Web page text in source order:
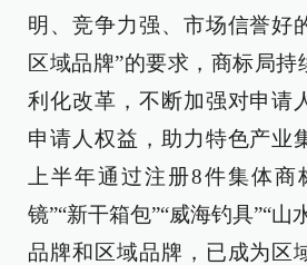
明、竞争力强、市场信誉好
区域品牌”的要求，商标局
利化改革，不断加强对申请
申请人权益，助力特色产业
上半年通过注册8件集体
镜”“新干箱包”“威海钓具”“山
品牌和区域品牌，已成为区